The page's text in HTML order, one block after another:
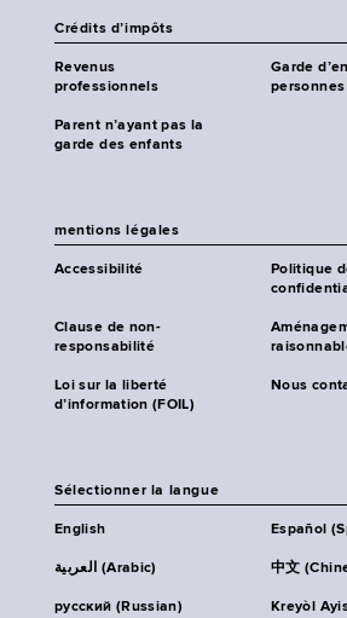
Crédits d’impôts
Revenus
professionnels
Garde
Parent n’ayant pas la
garde des enfants
mentions légales
Accessibilité
Politique
Clause de non-
responsabilité
Loi sur la liberté
d’information (FOIL)
Nous
Sélectionner la langue
English Español
العربية (Arabic) 中文
русский (Russian)
Kreyòl